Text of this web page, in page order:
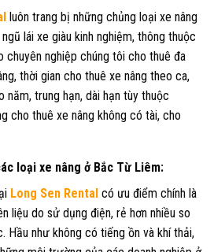
luôn trang bị những chủng loại xe nâng
lái xe giàu kinh nghiệm, thông thuộc
chuyên nghiệp chúng tôi cho thuê đa
thời gian cho thuê xe nâng theo ca,
năm, trung hạn, dài hạn tùy thuộc
cho thuê xe nâng không có tài, cho
loại xe nâng ở Bắc Từ Liêm:
Long Sen Rental có ưu điểm chính là
liệu do sử dụng điện, rẻ hơn nhiều so
Hầu như không có tiếng ồn và khí thải,